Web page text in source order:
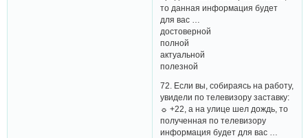
то данная информация будет
для вас …
достоверной
полной
актуальной
полезной
72. Если вы, собираясь на работу,
увидели по телевизору заставку:
☼ +22, а на улице шел дождь, то
полученная по телевизору
информация будет для вас …